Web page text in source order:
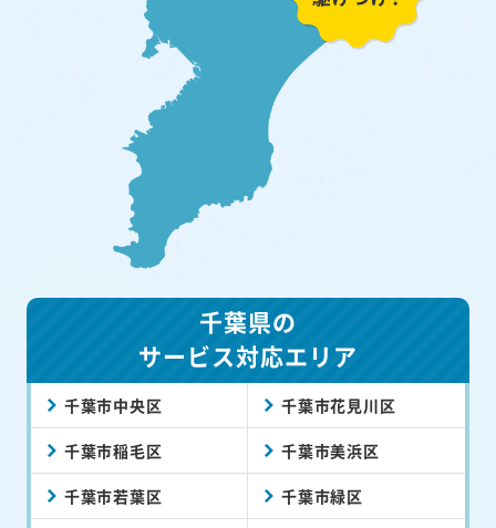
千葉県の
サービス対応エリア
千葉市中央区 千葉市花見川区
千葉市稲毛区 千葉市美浜区
千葉市若葉区 千葉市緑区